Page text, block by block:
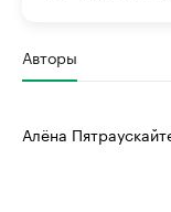
Авторы
Алёна